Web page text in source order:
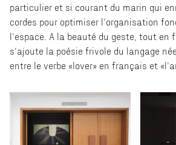
particulier et si courant du marin qui
cordes pour optimiser l’organisation
l’espace. A la beauté du geste, tout en
s’ajoute la poésie frivole du langage
entre le verbe «lover» en français et